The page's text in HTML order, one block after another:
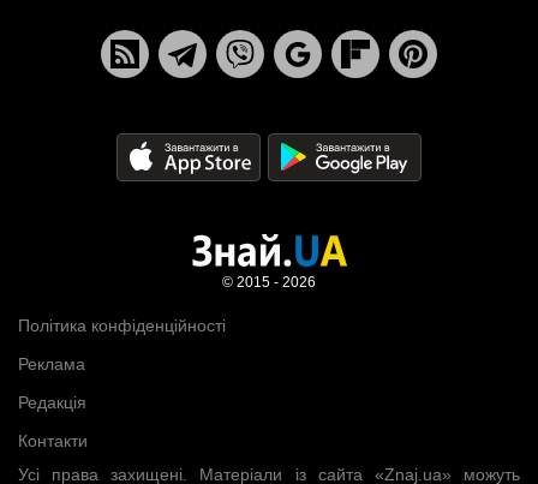
Усі права захищені. Матеріали із сайта «Znaj.ua» можуть
Політика конфіденційності
Реклама
Редакція
Контакти
© 2015 - 2026